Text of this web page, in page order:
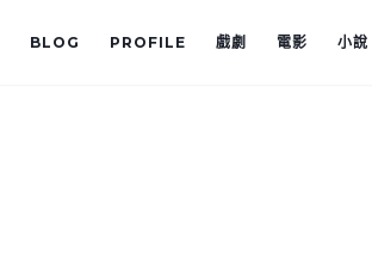
BLOG PROFILE 戲劇 電影 小說